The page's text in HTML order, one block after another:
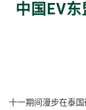
中国EV
十一期间漫步在泰